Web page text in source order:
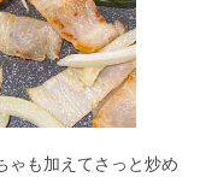
も加えてさっと炒め